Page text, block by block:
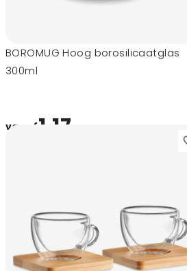
BOROMUG Hoog borosilicaatglas
300ml
vanaf1,17